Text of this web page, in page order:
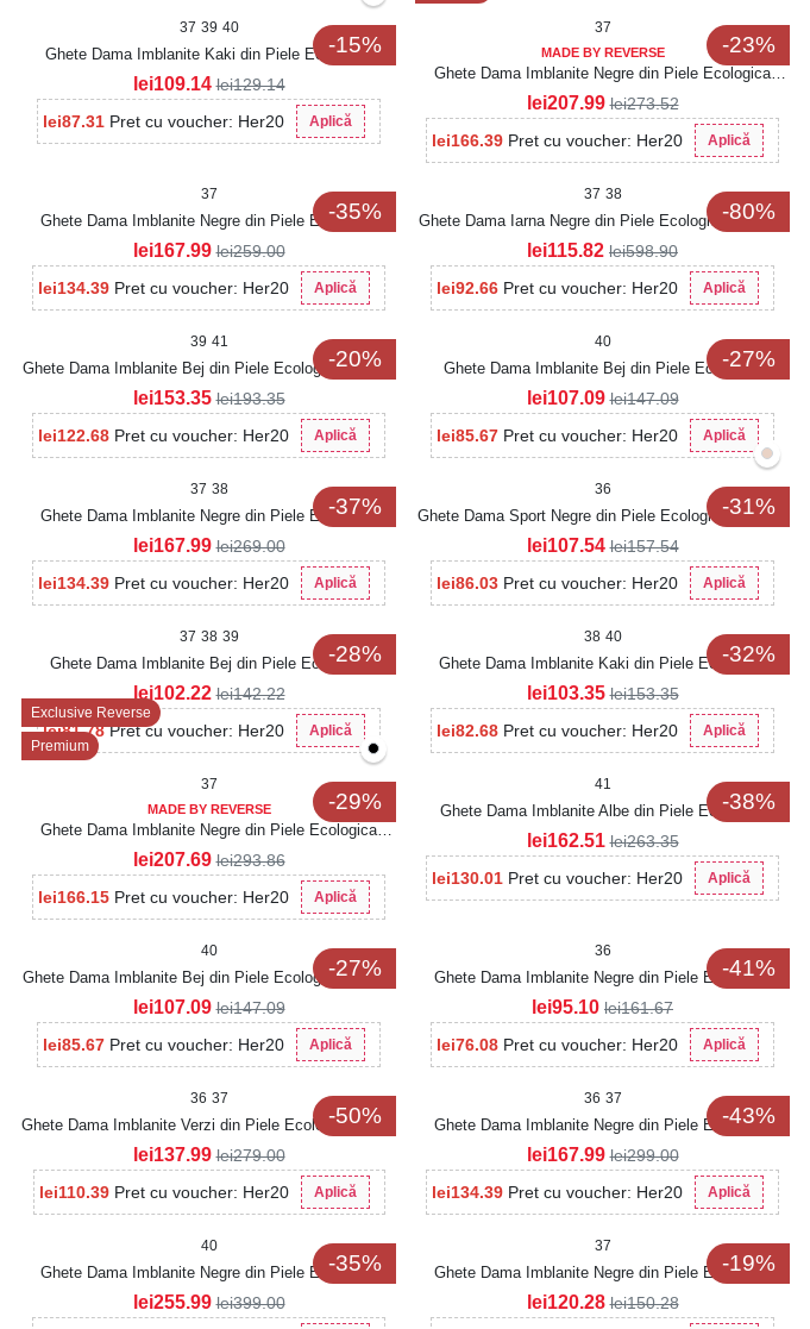
-15%
37 39 40
Ghete Dama Imblanite Kaki din Piele Ecologica
Intoarsa Evaley
lei87.31 Pret cu voucher: Her20 Aplică
lei109.14 lei129.14
-23%
37
MADE BY REVERSE
Ghete Dama Imblanite Negre din Piele Ecologica
Pragya
lei166.39 Pret cu voucher: Her20 Aplică
lei207.99 lei273.52
-35%
37
Ghete Dama Imblanite Negre din Piele Ecologica
Intoarsa Kyomi2
lei134.39 Pret cu voucher: Her20 Aplică
lei167.99 lei259.00
-80%
37 38
Ghete Dama Iarna Negre din Piele Ecologica Intoarsa
Anaria
lei92.66 Pret cu voucher: Her20 Aplică
lei115.82 lei598.90
-20%
39 41
Ghete Dama Imblanite Bej din Piele Ecologica Lacuita
Jonelle2
lei122.68 Pret cu voucher: Her20 Aplică
lei153.35 lei193.35
-27%
40
Ghete Dama Imblanite Bej din Piele Ecologica
Jannely
lei85.67 Pret cu voucher: Her20 Aplică
lei107.09 lei147.09
-37%
37 38
Ghete Dama Imblanite Negre din Piele Ecologica
Louella2
lei134.39 Pret cu voucher: Her20 Aplică
lei167.99 lei269.00
-31%
36
Ghete Dama Sport Negre din Piele Ecologica Jameya
lei86.03 Pret cu voucher: Her20 Aplică
lei107.54 lei157.54
-28%
37 38 39
Ghete Dama Imblanite Bej din Piele Ecologica
Tabacita Zaylei
lei81.78 Pret cu voucher: Her20 Aplică
lei102.22 lei142.22
-32%
38 40
Ghete Dama Imblanite Kaki din Piele Ecologica
Lacuita Alisyn
lei82.68 Pret cu voucher: Her20 Aplică
lei103.35 lei153.35
Exclusive Reverse
Premium
-29%
37
MADE BY REVERSE
Ghete Dama Imblanite Negre din Piele Ecologica
Suraya
lei166.15 Pret cu voucher: Her20 Aplică
lei207.69 lei293.86
-38%
41
Ghete Dama Imblanite Albe din Piele Ecologica
Zakayla
lei130.01 Pret cu voucher: Her20 Aplică
lei162.51 lei263.35
-27%
40
Ghete Dama Imblanite Bej din Piele Ecologica Neoma
lei85.67 Pret cu voucher: Her20 Aplică
lei107.09 lei147.09
-41%
36
Ghete Dama Imblanite Negre din Piele Ecologica
Kareli
lei76.08 Pret cu voucher: Her20 Aplică
lei95.10 lei161.67
-50%
36 37
Ghete Dama Imblanite Verzi din Piele Ecologica Divno
lei110.39 Pret cu voucher: Her20 Aplică
lei137.99 lei279.00
-43%
36 37
Ghete Dama Imblanite Negre din Piele Ecologica
Lucya
lei134.39 Pret cu voucher: Her20 Aplică
lei167.99 lei299.00
-35%
40
Ghete Dama Imblanite Negre din Piele Ecologica
Maizy2
lei255.99 lei399.00
-19%
37
Ghete Dama Imblanite Negre din Piele Ecologica
Nylia
lei120.28 lei150.28